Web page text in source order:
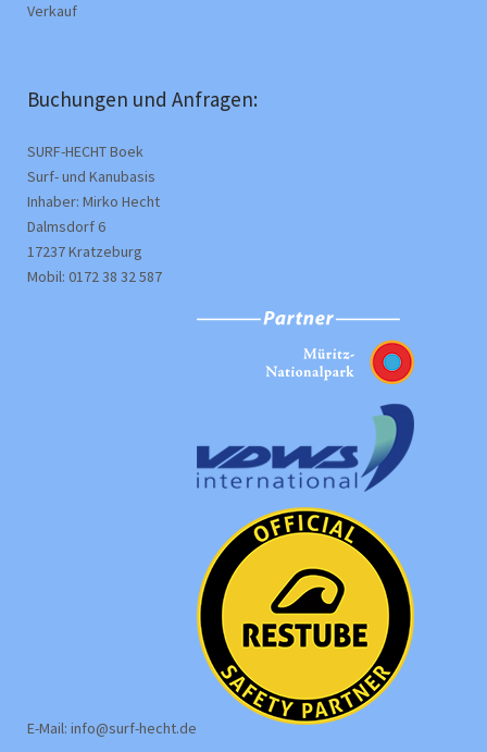
Verkauf
Buchungen und Anfragen:
SURF-HECHT Boek
Surf- und Kanubasis
Inhaber: Mirko Hecht
Dalmsdorf 6
17237 Kratzeburg
Mobil: 0172 38 32 587
E-Mail: info@surf-hecht.de